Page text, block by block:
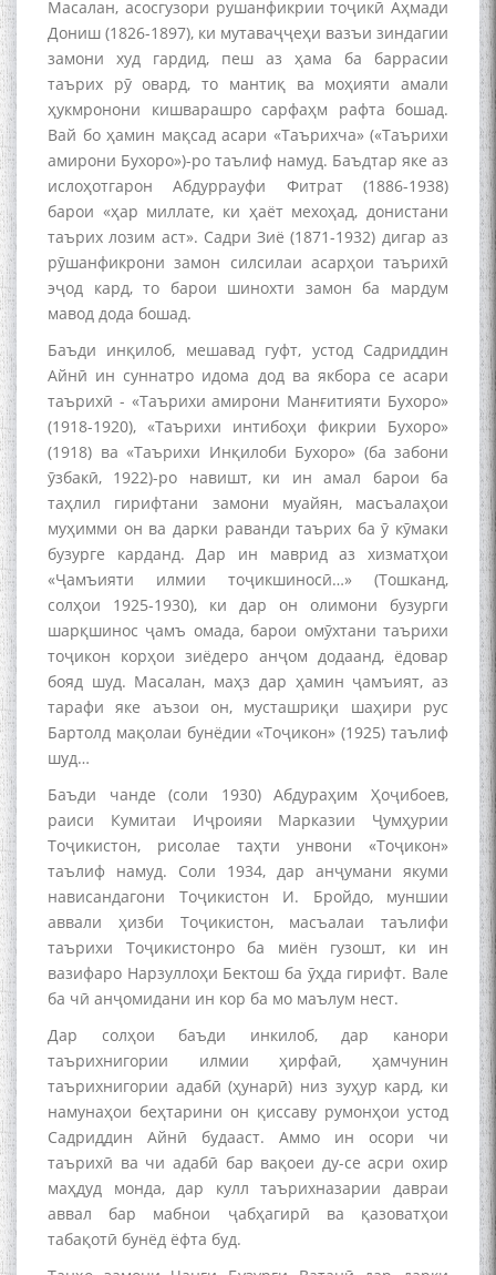
Масалан, асосгузори рушанфикрии тоҷикӣ Аҳмади
Дониш (1826-1897), ки мутаваҷҷеҳи вазъи зиндагии
замони худ гардид, пеш аз ҳама ба баррасии
таърих рӯ овард, то мантиқ ва моҳияти амали
ҳукмронони кишварашро сарфаҳм рафта бошад.
Вай бо ҳамин мақсад асари «Таърихча» («Таърихи
амирони Бухоро»)-ро таълиф намуд. Баъдтар яке аз
ислоҳотгарон Абдуррауфи Фитрат (1886-1938)
барои «ҳар миллате, ки ҳаёт мехоҳад, донистани
таърих лозим аст». Садри Зиё (1871-1932) дигар аз
рӯшанфикрони замон силсилаи асарҳои таърихӣ
эҷод кард, то барои шинохти замон ба мардум
мавод дода бошад.
Баъди инқилоб, мешавад гуфт, устод Садриддин
Айнӣ ин суннатро идома дод ва якбора се асари
таърихӣ - «Таърихи амирони Манғитияти Бухоро»
(1918-1920), «Таърихи интибоҳи фикрии Бухоро»
(1918) ва «Таърихи Инқилоби Бухоро» (ба забони
ӯзбакӣ, 1922)-ро навишт, ки ин амал барои ба
таҳлил гирифтани замони муайян, масъалаҳои
муҳимми он ва дарки раванди таърих ба ӯ кӯмаки
бузурге карданд. Дар ин маврид аз хизматҳои
«Ҷамъияти илмии тоҷикшиносӣ…» (Тошканд,
солҳои 1925-1930), ки дар он олимони бузурги
шарқшинос ҷамъ омада, барои омӯхтани таърихи
тоҷикон корҳои зиёдеро анҷом додаанд, ёдовар
бояд шуд. Масалан, маҳз дар ҳамин ҷамъият, аз
тарафи яке аъзои он, мусташриқи шаҳири рус
Бартолд мақолаи бунёдии «Тоҷикон» (1925) таълиф
шуд…
Баъди чанде (соли 1930) Абдураҳим Ҳоҷибоев,
раиси Кумитаи Иҷроияи Марказии Ҷумҳурии
Тоҷикистон, рисолае таҳти унвони «Тоҷикон»
таълиф намуд. Соли 1934, дар анҷумани якуми
нависандагони Тоҷикистон И. Бройдо, муншии
аввали ҳизби Тоҷикистон, масъалаи таълифи
таърихи Тоҷикистонро ба миён гузошт, ки ин
вазифаро Нарзуллоҳи Бектош ба ӯҳда гирифт. Вале
ба чӣ анҷомидани ин кор ба мо маълум нест.
Дар солҳои баъди инкилоб, дар канори
таърихнигории илмии ҳирфаӣ, ҳамчунин
таърихнигории адабӣ (ҳунарӣ) низ зуҳур кард, ки
намунаҳои беҳтарини он қиссаву румонҳои устод
Садриддин Айнӣ будааст. Аммо ин осори чи
таърихӣ ва чи адабӣ бар вақоеи ду-се асри охир
маҳдуд монда, дар кулл таърихназарии давраи
аввал бар мабнои ҷабҳагирӣ ва қазоватҳои
табақотӣ бунёд ёфта буд.